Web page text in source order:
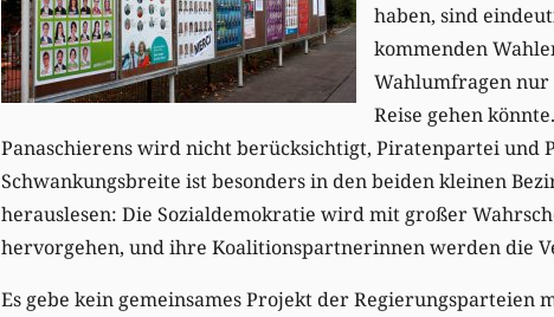
haben, sind
kommenden
Wahlumfragen nur
Reise gehen
Panaschierens wird nicht berücksichtigt, Piratenpartei und
Schwankungsbreite ist besonders in den beiden kleinen
herauslesen: Die Sozialdemokratie wird mit großer
hervorgehen, und ihre Koalitionspartnerinnen werden die
Es gebe kein gemeinsames Projekt der Regierungsparteien